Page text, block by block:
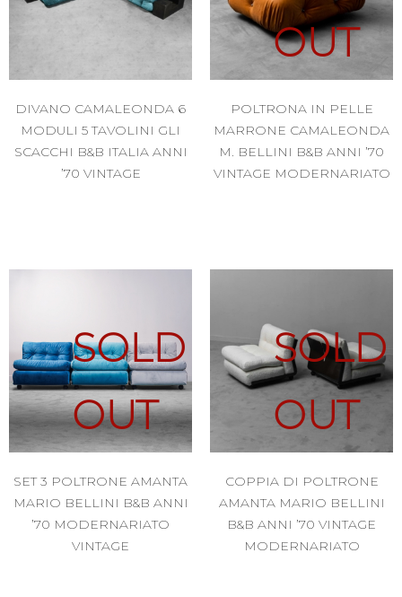
DIVANO CAMALEONDA 6
MODULI 5 TAVOLINI GLI
SCACCHI B&B ITALIA ANNI
’70 VINTAGE
OUT
POLTRONA IN PELLE
MARRONE CAMALEONDA
M. BELLINI B&B ANNI ’70
VINTAGE MODERNARIATO
SOLD
OUT
SET 3 POLTRONE AMANTA
MARIO BELLINI B&B ANNI
’70 MODERNARIATO
VINTAGE
SOLD
OUT
COPPIA DI POLTRONE
AMANTA MARIO BELLINI
B&B ANNI ’70 VINTAGE
MODERNARIATO